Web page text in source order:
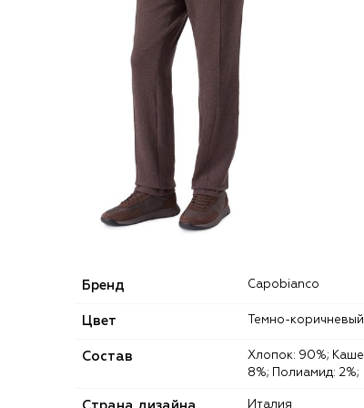
Бренд Capobianco
Цвет Темно-коричневый
Состав
Хлопок: 90%; Кашемир:
8%; Полиамид: 2%;
Италия